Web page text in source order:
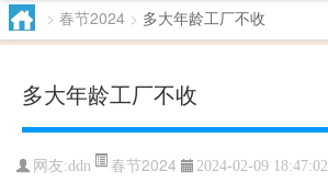
> 春节2024 > 多大年龄工厂不收
多大年龄工厂不收
网友:ddn 春节2024 2024-02-09 18:47:02